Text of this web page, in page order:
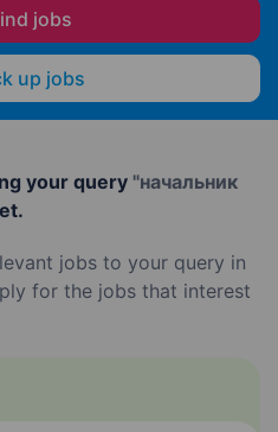
jobs
up jobs
your query "начальник
jobs to your query in
for the jobs that interest